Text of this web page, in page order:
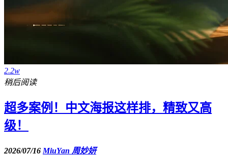
2.2w
稍后阅读
超多案例！中文海报这样排，精致又高
级！
2026/07/16 MiuYan 周妙妍